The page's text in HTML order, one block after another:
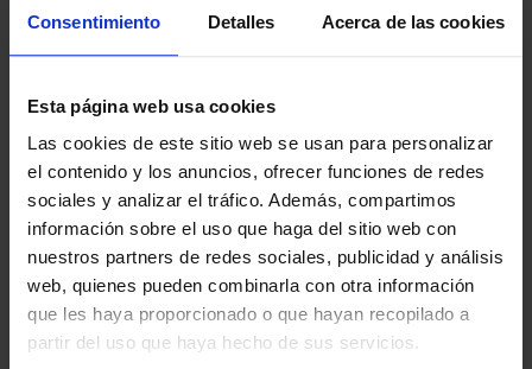
Consentimiento Detalles Acerca de las cookies
Esta página web usa cookies
Las cookies de este sitio web se usan para personalizar
el contenido y los anuncios, ofrecer funciones de redes
sociales y analizar el tráfico. Además, compartimos
información sobre el uso que haga del sitio web con
nuestros partners de redes sociales, publicidad y análisis
web, quienes pueden combinarla con otra información
que les haya proporcionado o que hayan recopilado a
partir del uso que haya hecho de sus servicios.
PALO TELESCÓPICO DE
SALVAMENTO CON ARO
RESUCITADOR